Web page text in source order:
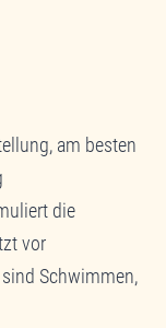
am besten
die
vor
Schwimmen,